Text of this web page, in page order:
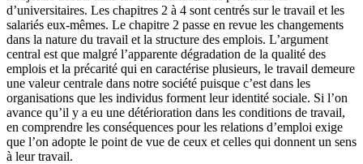
d’universitaires. Les chapitres 2 à 4 sont centrés sur le travail et les
salariés eux-mêmes. Le chapitre 2 passe en revue les changements
dans la nature du travail et la structure des emplois. L’argument
central est que malgré l’apparente dégradation de la qualité des
emplois et la précarité qui en caractérise plusieurs, le travail demeure
une valeur centrale dans notre société puisque c’est dans les
organisations que les individus forment leur identité sociale. Si l’on
avance qu’il y a eu une détérioration dans les conditions de travail,
en comprendre les conséquences pour les relations d’emploi exige
que l’on adopte le point de vue de ceux et celles qui donnent un sens
à leur travail.